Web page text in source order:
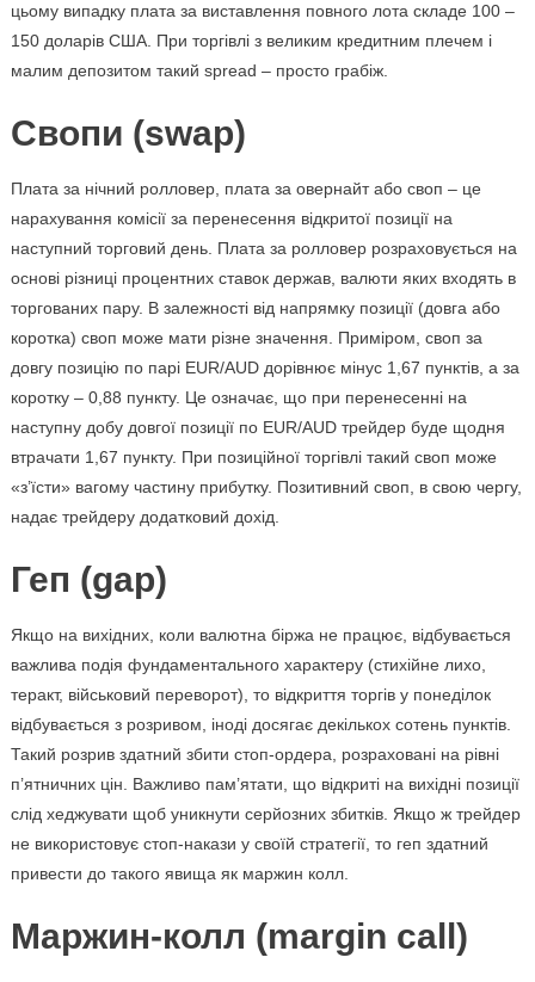
цьому випадку плата за виставлення повного лота складе 100 –
150 доларів США. При торгівлі з великим кредитним плечем і
малим депозитом такий spread – просто грабіж.
Свопи (swap)
Плата за нічний ролловер, плата за овернайт або своп – це
нарахування комісії за перенесення відкритої позиції на
наступний торговий день. Плата за ролловер розраховується на
основі різниці процентних ставок держав, валюти яких входять в
торгованих пару. В залежності від напрямку позиції (довга або
коротка) своп може мати різне значення. Приміром, своп за
довгу позицію по парі EUR/AUD дорівнює мінус 1,67 пунктів, а за
коротку – 0,88 пункту. Це означає, що при перенесенні на
наступну добу довгої позиції по EUR/AUD трейдер буде щодня
втрачати 1,67 пункту. При позиційної торгівлі такий своп може
«з’їсти» вагому частину прибутку. Позитивний своп, в свою чергу,
надає трейдеру додатковий дохід.
Геп (gap)
Якщо на вихідних, коли валютна біржа не працює, відбувається
важлива подія фундаментального характеру (стихійне лихо,
теракт, військовий переворот), то відкриття торгів у понеділок
відбувається з розривом, іноді досягає декількох сотень пунктів.
Такий розрив здатний збити стоп-ордера, розраховані на рівні
п’ятничних цін. Важливо пам’ятати, що відкриті на вихідні позиції
слід хеджувати щоб уникнути серйозних збитків. Якщо ж трейдер
не використовує стоп-накази у своїй стратегії, то геп здатний
привести до такого явища як маржин колл.
Маржин-колл (margin call)